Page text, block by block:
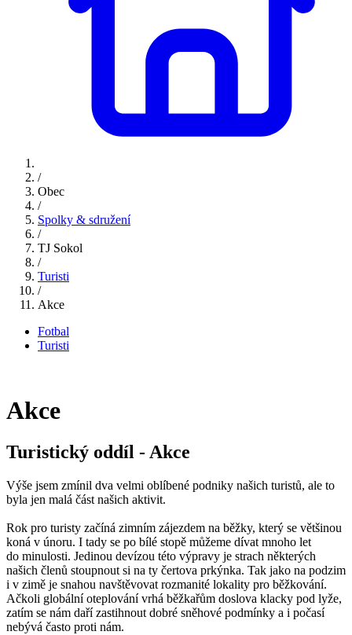
/
Obec
/
Spolky & sdružení
/
TJ Sokol
/
Turisti
/
Akce
Fotbal
Turisti
Akce
Turistický oddíl - Akce
Výše jsem zmínil dva velmi oblíbené podniky našich turistů, ale to
byla jen malá část našich aktivit.
Rok pro turisty začíná zimním zájezdem na běžky, který se většinou
koná v únoru. I tady se po bílé stopě můžeme dívat mnoho let
do minulosti. Jedinou devízou této výpravy je strach některých
našich členů stoupnout si na ty čertova prkýnka. Tak jako na podzim
i v zimě je snahou navštěvovat rozmanité lokality pro běžkování.
Ačkoli globální oteplování vrhá běžkařům doslova klacky pod lyže,
zatím se nám daří zastihnout dobré sněhové podmínky a i počasí
nebývá často proti nám.